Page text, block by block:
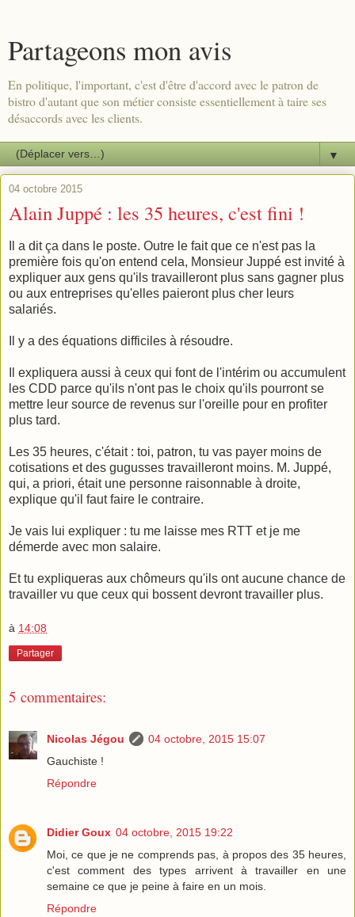
Partageons mon avis
En politique, l'important, c'est d'être d'accord avec le patron de
bistro d'autant que son métier consiste essentiellement à taire ses
désaccords avec les clients.
▼
04 octobre 2015
Alain Juppé : les 35 heures, c'est fini !
Il a dit ça dans le poste. Outre le fait que ce n'est pas la
première fois qu'on entend cela, Monsieur Juppé est invité à
expliquer aux gens qu'ils travailleront plus sans gagner plus
ou aux entreprises qu'elles paieront plus cher leurs
salariés.
Il y a des équations difficiles à résoudre.
Il expliquera aussi à ceux qui font de l'intérim ou accumulent
les CDD parce qu'ils n'ont pas le choix qu'ils pourront se
mettre leur source de revenus sur l'oreille pour en profiter
plus tard.
Les 35 heures, c'était : toi, patron, tu vas payer moins de
cotisations et des gugusses travailleront moins. M. Juppé,
qui, a priori, était une personne raisonnable à droite,
explique qu'il faut faire le contraire.
Je vais lui expliquer : tu me laisse mes RTT et je me
démerde avec mon salaire.
Et tu expliqueras aux chômeurs qu'ils ont aucune chance de
travailler vu que ceux qui bossent devront travailler plus.
à 14:08
Partager
5 commentaires:
Nicolas Jégou
04 octobre, 2015 15:07
Gauchiste !
Répondre
Didier Goux 04 octobre, 2015 19:22
Moi, ce que je ne comprends pas, à propos des 35 heures,
c'est comment des types arrivent à travailler en une
semaine ce que je peine à faire en un mois.
Répondre